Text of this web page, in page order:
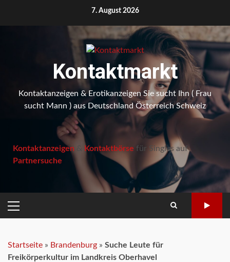
7. August 2026
Kontaktmarkt
Kontaktanzeigen & Erotikanzeigen Sie sucht Ihn ( Frau
sucht Mann ) aus Deutschland Österreich Schweiz
Kontaktanzeigen & Kontaktbörse für Singles auf
Partnersuche
PRIMARY
MENU
Startseite » Brandenburg » Suche Leute für
Freikörperkultur im Landkreis Oberhavel